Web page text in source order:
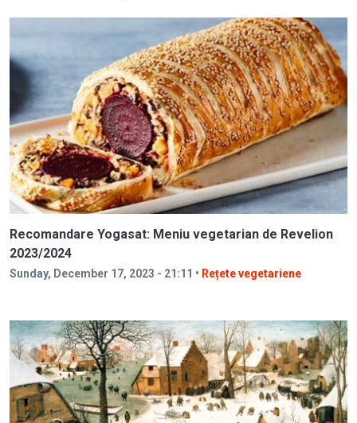
Recomandare Yogasat: Meniu vegetarian de Revelion
2023/2024
Sunday, December 17, 2023 - 21:11 • Rețete vegetariene